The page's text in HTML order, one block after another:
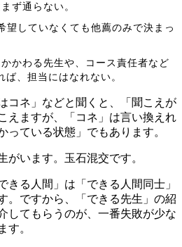
ず通らない。
していなくても他薦のみで決まっ
かわる先生や、コース責任者など
ば、担当にはなれない。
コネ」などと聞くと、「聞こえが
えますが、「コネ」は言い換えれ
っている状態」でもあります。
がいます。玉石混交です。
きる人間」は「できる人間同士」
。ですから、「できる先生」の紹
してもらうのが、一番失敗が少な
す。